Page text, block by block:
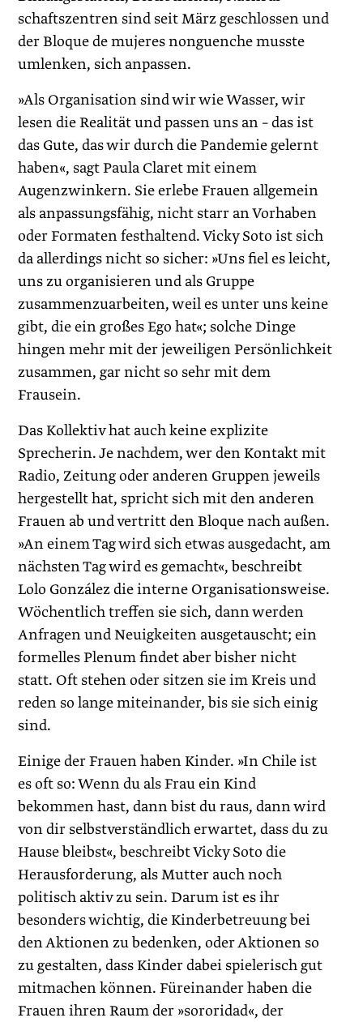
schaftszentren sind seit März geschlossen und
der Bloque de mujeres nonguenche musste
umlenken, sich anpassen.
»Als Organisation sind wir wie Wasser, wir
lesen die Realität und passen uns an – das ist
das Gute, das wir durch die Pandemie gelernt
haben«, sagt Paula Claret mit einem
Augenzwinkern. Sie erlebe Frauen allgemein
als anpassungsfähig, nicht starr an Vorhaben
oder Formaten festhaltend. Vicky Soto ist sich
da allerdings nicht so sicher: »Uns fiel es leicht,
uns zu organisieren und als Gruppe
zusammenzuarbeiten, weil es unter uns keine
gibt, die ein großes Ego hat«; solche Dinge
hingen mehr mit der jeweiligen Persönlichkeit
zusammen, gar nicht so sehr mit dem
Frausein.
Das Kollektiv hat auch keine explizite
Sprecherin. Je nachdem, wer den Kontakt mit
Radio, Zeitung oder anderen Gruppen jeweils
hergestellt hat, spricht sich mit den anderen
Frauen ab und vertritt den Bloque nach außen.
»An einem Tag wird sich etwas ausgedacht, am
nächsten Tag wird es gemacht«, beschreibt
Lolo González die interne Organisationsweise.
Wöchentlich treffen sie sich, dann werden
Anfragen und Neuigkeiten ausgetauscht; ein
formelles Plenum findet aber bisher nicht
statt. Oft stehen oder sitzen sie im Kreis und
reden so lange miteinander, bis sie sich einig
sind.
Einige der Frauen haben Kinder. »In Chile ist
es oft so: Wenn du als Frau ein Kind
bekommen hast, dann bist du raus, dann wird
von dir selbstverständlich erwartet, dass du zu
Hause bleibst«, beschreibt Vicky Soto die
Herausforderung, als Mutter auch noch
politisch aktiv zu sein. Darum ist es ihr
besonders wichtig, die Kinderbetreuung bei
den Aktionen zu bedenken, oder Aktionen so
zu gestalten, dass Kinder dabei spielerisch gut
mitmachen können. Füreinander haben die
Frauen ihren Raum der »sororidad«, der